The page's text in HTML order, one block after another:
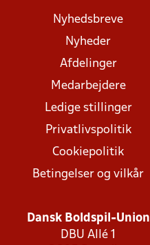
Nyhedsbreve
Nyheder
Afdelinger
Medarbejdere
Ledige stillinger
Privatlivspolitik
Cookiepolitik
Betingelser og vilkår
Dansk Boldspil-Union
DBU Allé 1